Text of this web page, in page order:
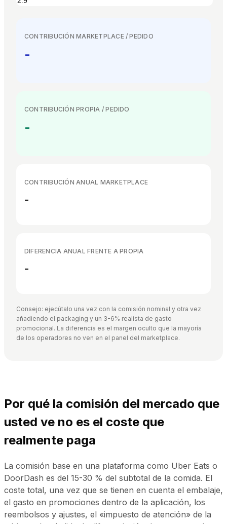
CONTRIBUCIÓN MARKETPLACE / PEDIDO
-
CONTRIBUCIÓN PROPIA / PEDIDO
-
CONTRIBUCIÓN ANUAL MARKETPLACE
-
DIFERENCIA ANUAL FRENTE A PROPIA
-
Consejo: ejecútalo una vez con la comisión nominal y otra vez
añadiendo el packaging y un 3-6% realista de gasto
promocional. La diferencia es el margen oculto que la mayoría
de los operadores no ven en el panel del marketplace.
Por qué la comisión del mercado que
usted ve no es el coste que
realmente paga
La comisión base en una plataforma como Uber Eats o
DoorDash es del 15-30 % del subtotal de la comida. El
coste total, una vez que se tienen en cuenta el embalaje,
el gasto en promociones dentro de la aplicación, los
reembolsos y ajustes, el «impuesto de atención» de la